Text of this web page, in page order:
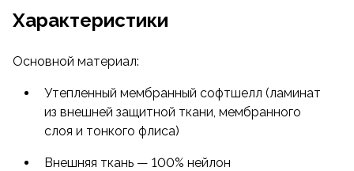
Характеристики
Основной материал:
Утепленный мембранный софтшелл (ламинат
из внешней защитной ткани, мембранного
слоя и тонкого флиса)
Внешняя ткань — 100% нейлон